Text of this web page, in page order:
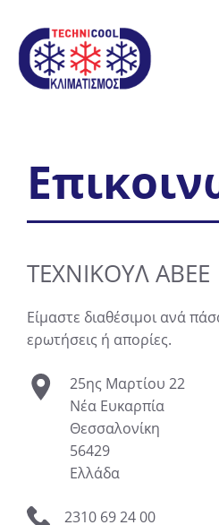
content
ΤΕΧΝΙΚΟΥΛ ΑΒΕΕ
Είμαστε διαθέσιμοι ανά
ερωτήσεις ή απορίες.
25ης Μαρτίου 22
Νέα Ευκαρπία
Θεσσαλονίκη
56429
Ελλάδα
2310 69 24 00